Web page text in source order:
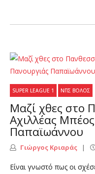
SUPER LEAGUE 1 ΝΠΣ ΒΌΛΟΣ
Mαζί χθες στο
Αχιλλέας
Παπαϊωάννου
Γιώργος Κριαράς
Είναι γνωστό πως οι